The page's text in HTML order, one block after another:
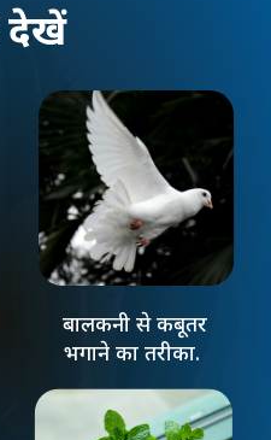
देखें
बालकनी से कबूतर
भगाने का तरीका.